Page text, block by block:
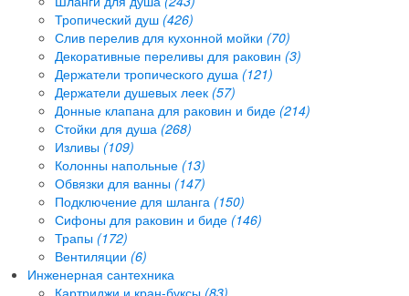
Тропический душ (426)
Слив перелив для кухонной мойки (70)
Декоративные переливы для раковин (3)
Держатели тропического душа (121)
Держатели душевых леек (57)
Донные клапана для раковин и биде (214)
Стойки для душа (268)
Изливы (109)
Колонны напольные (13)
Обвязки для ванны (147)
Подключение для шланга (150)
Сифоны для раковин и биде (146)
Трапы (172)
Вентиляции (6)
Инженерная сантехника
Картриджи и кран-буксы (83)